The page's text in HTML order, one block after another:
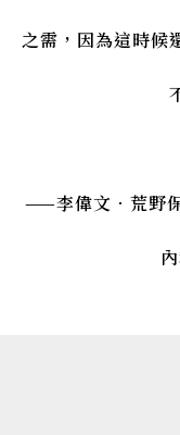
之需，因為這時候
——李偉文．荒野